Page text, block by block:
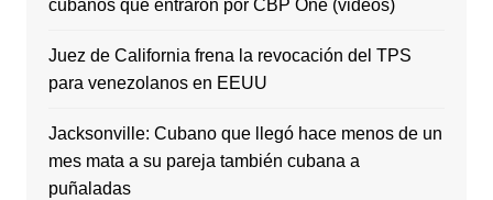
cubanos que entraron por CBP One (videos)
Juez de California frena la revocación del TPS
para venezolanos en EEUU
Jacksonville: Cubano que llegó hace menos de un
mes mata a su pareja también cubana a
puñaladas